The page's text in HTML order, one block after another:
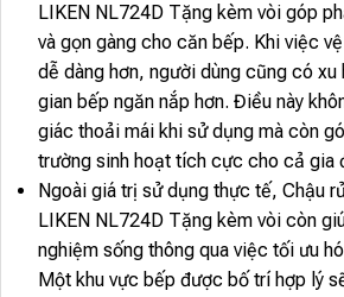
LIKEN NL724D Tặng kèm vòi góp
và gọn gàng cho căn bếp. Khi việc
dễ dàng hơn, người dùng cũng có xu
gian bếp ngăn nắp hơn. Điều này
giác thoải mái khi sử dụng mà còn
trường sinh hoạt tích cực cho cả gia
Ngoài giá trị sử dụng thực tế, Chậu
LIKEN NL724D Tặng kèm vòi còn
nghiệm sống thông qua việc tối ưu
Một khu vực bếp được bố trí hợp lý